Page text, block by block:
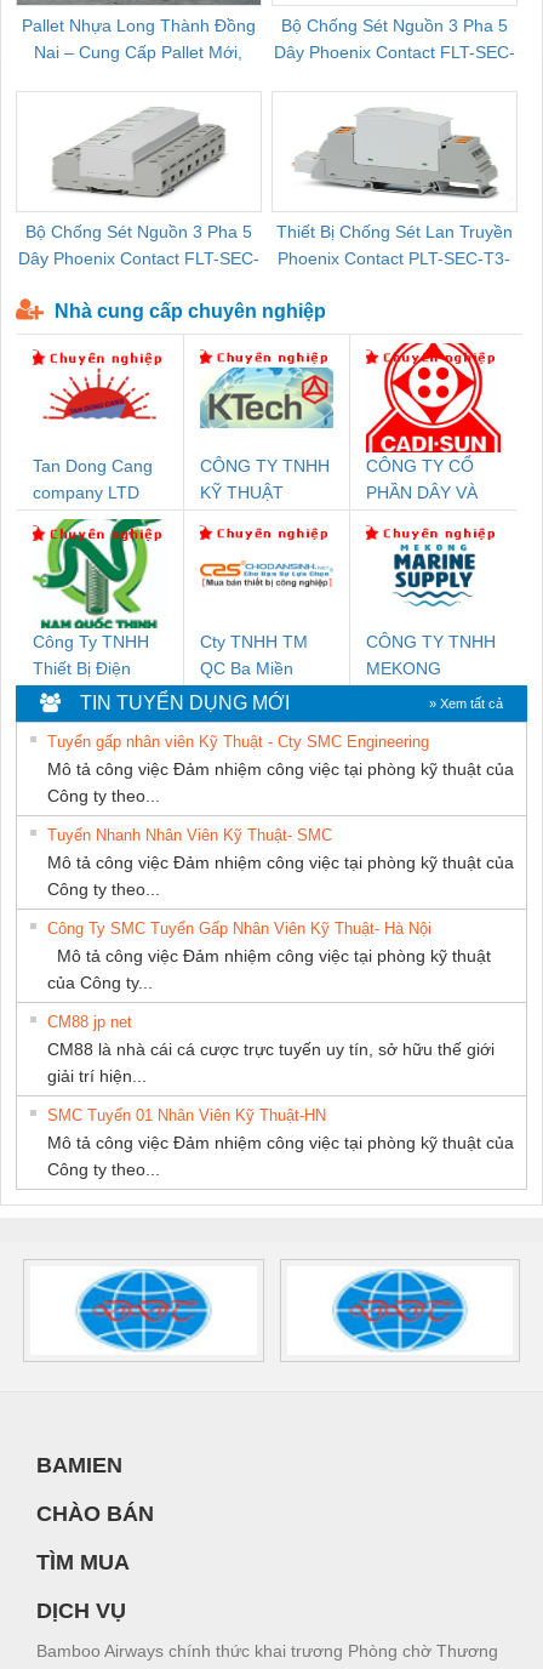
Pallet Nhựa Long Thành Đồng
Nai – Cung Cấp Pallet Mới,
Bộ Chống Sét Nguồn 3 Pha 5
Dây Phoenix Contact FLT-SEC-
Bộ Chống Sét Nguồn 3 Pha 5
Dây Phoenix Contact FLT-SEC-
Thiết Bị Chống Sét Lan Truyền
Phoenix Contact PLT-SEC-T3-
Nhà cung cấp chuyên nghiệp
Tan Dong Cang
company LTD
CÔNG TY TNHH
KỸ THUẬT
NAM
CÔNG TY CỔ
PHẦN DÂY VÀ
THƯỢNG ĐÌNH
Công Ty TNHH
Thiết Bị Điện
Nam Quốc Thịnh
Cty TNHH TM
QC Ba Miền
CÔNG TY TNHH
MEKONG
SUPPLY
TIN TUYỂN DỤNG MỚI » Xem tất cả
Tuyển gấp nhân viên Kỹ Thuật - Cty SMC Engineering
Mô tả công việc Đảm nhiệm công việc tại phòng kỹ thuật của
Công ty theo...
Tuyển Nhanh Nhân Viên Kỹ Thuật- SMC
Mô tả công việc Đảm nhiệm công việc tại phòng kỹ thuật của
Công ty theo...
Công Ty SMC Tuyển Gấp Nhân Viên Kỹ Thuật- Hà Nội
Mô tả công việc Đảm nhiệm công việc tại phòng kỹ thuật
của Công ty...
CM88 jp net
CM88 là nhà cái cá cược trực tuyến uy tín, sở hữu thế giới
giải trí hiện...
SMC Tuyển 01 Nhân Viên Kỹ Thuật-HN
Mô tả công việc Đảm nhiệm công việc tại phòng kỹ thuật của
Công ty theo...
BAMIEN
CHÀO BÁN
TÌM MUA
DỊCH VỤ
Bamboo Airways chính thức khai trương Phòng chờ Thương